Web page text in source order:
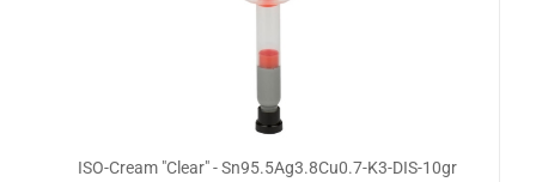
ISO-Cream "Clear" - Sn95.5Ag3.8Cu0.7-K3-DIS-10gr